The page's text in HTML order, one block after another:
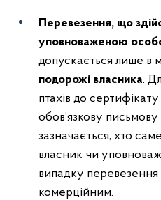
Перевезення, що
уповноваженою
допускається лише в
подорожі власника.
птахів до
обов’язкову
зазначається, хто
власник чи
випадку перевезення
комерційним.